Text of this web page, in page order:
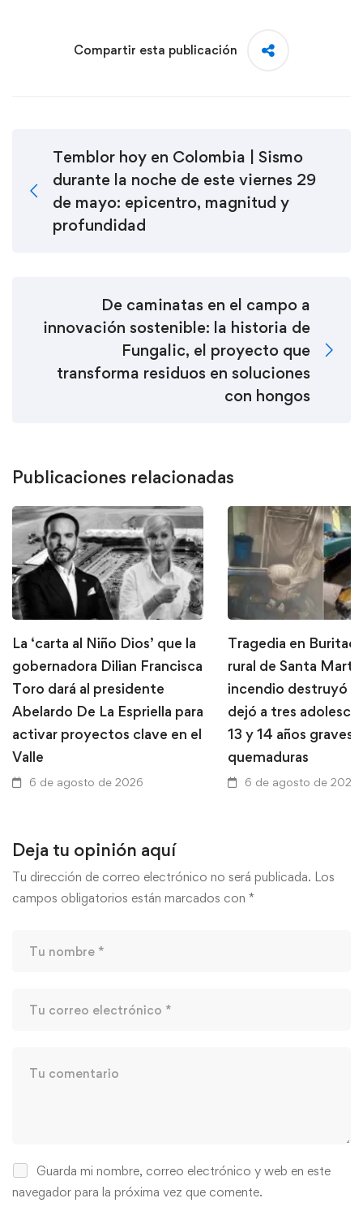
Compartir esta publicación
Temblor hoy en Colombia | Sismo
durante la noche de este viernes 29
de mayo: epicentro, magnitud y
profundidad
De caminatas en el campo a
innovación sostenible: la historia de
Fungalic, el proyecto que
transforma residuos en soluciones
con hongos
Publicaciones relacionadas
La ‘carta al Niño Dios’ que la
gobernadora Dilian Francisca
Toro dará al presidente
Abelardo De La Espriella para
activar proyectos clave en el
Valle
6 de agosto de 2026
Tragedia en
rural de Santa
incendio destruyó
dejó a tres
13 y 14 años graves
quemaduras
6 de agosto de 2026
Deja tu opinión aquí
Tu dirección de correo electrónico no será publicada. Los
campos obligatorios están marcados con *
Guarda mi nombre, correo electrónico y web en este
navegador para la próxima vez que comente.